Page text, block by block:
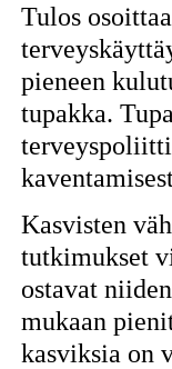
Tulos
pieneen
tupakka.
Kasvisten
tutkimukset
ostavat
mukaan
kasviksia on